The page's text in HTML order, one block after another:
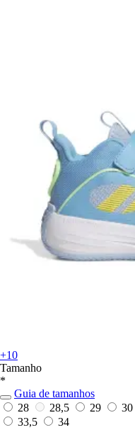
+10
Tamanho
*
Guia de tamanhos
28
28,5 29 30
33,5
34